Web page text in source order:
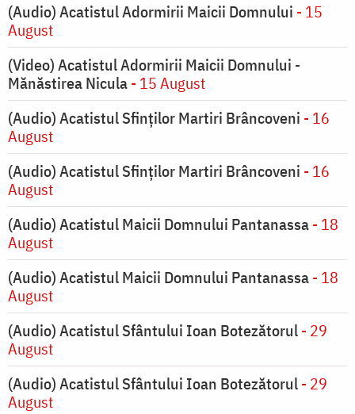
(Audio) Acatistul Adormirii Maicii Domnului - 15
August
(Video) Acatistul Adormirii Maicii Domnului -
Mănăstirea Nicula- 15 August
(Audio) Acatistul Sfinților Martiri Brâncoveni - 16
August
(Audio) Acatistul Sfinților Martiri Brâncoveni - 16
August
(Audio) Acatistul Maicii Domnului Pantanassa- 18
August
(Audio) Acatistul Maicii Domnului Pantanassa- 18
August
(Audio) Acatistul Sfântului Ioan Botezătorul- 29
August
(Audio) Acatistul Sfântului Ioan Botezătorul- 29
August